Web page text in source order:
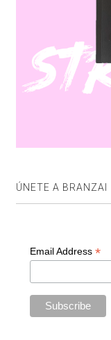
ÚNETE A BRANZAI
Email Address *